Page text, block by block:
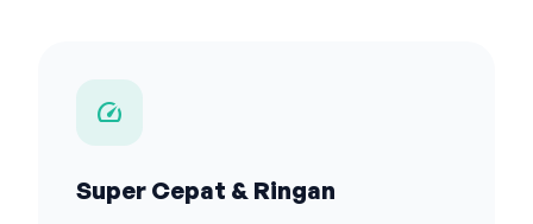
speed
Super Cepat & Ringan